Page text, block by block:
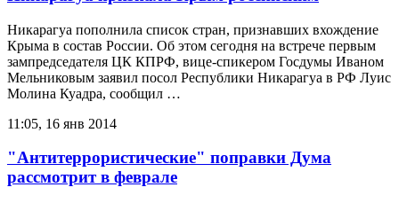
Никарагуа пополнила список стран, признавших вхождение
Крыма в состав России. Об этом сегодня на встрече первым
зампредседателя ЦК КПРФ, вице-спикером Госдумы Иваном
Мельниковым заявил посол Республики Никарагуа в РФ Луис
Молина Куадра, сообщил …
11:05, 16 янв 2014
"Антитеррористические" поправки Дума
рассмотрит в феврале